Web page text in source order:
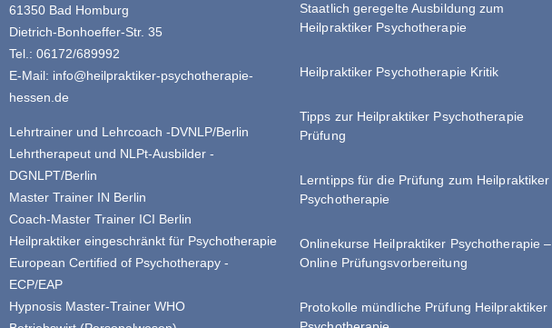
61350 Bad Homburg
Dietrich-Bonhoeffer-Str. 35
Tel.: 06172/689992
E-Mail: info@heilpraktiker-psychotherapie-
hessen.de
Lehrtrainer und Lehrcoach -DVNLP/Berlin
Lehrtherapeut und NLPt-Ausbilder -
DGNLPT/Berlin
Master Trainer IN Berlin
Coach-Master Trainer ICI Berlin
Heilpraktiker eingeschränkt für Psychotherapie
European Certified of Psychotherapy -
ECP/EAP
Hypnosis Master-Trainer WHO
Staatlich geregelte Ausbildung zum
Heilpraktiker Psychotherapie
Heilpraktiker Psychotherapie Kritik
Tipps zur Heilpraktiker Psychotherapie
Prüfung
Lerntipps für die Prüfung zum Heilpraktiker
Psychotherapie
Onlinekurse Heilpraktiker Psychotherapie –
Online Prüfungsvorbereitung
Protokolle mündliche Prüfung Heilpraktiker